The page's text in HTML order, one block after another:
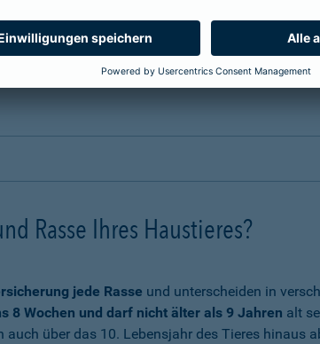
Tarife. Wählen Sie einenmaßgeschneiderten
Erstattungssatz, der Selbstbeteiligung, dem
oder eine Tierversicherung für Ihr Pferd
Rasse Ihres Haustieres?
jede Rasse und unterscheiden in
8 Wochen und darf nicht älter als 9 Jahren alt
auch über das 10. Lebensjahr des Tieres